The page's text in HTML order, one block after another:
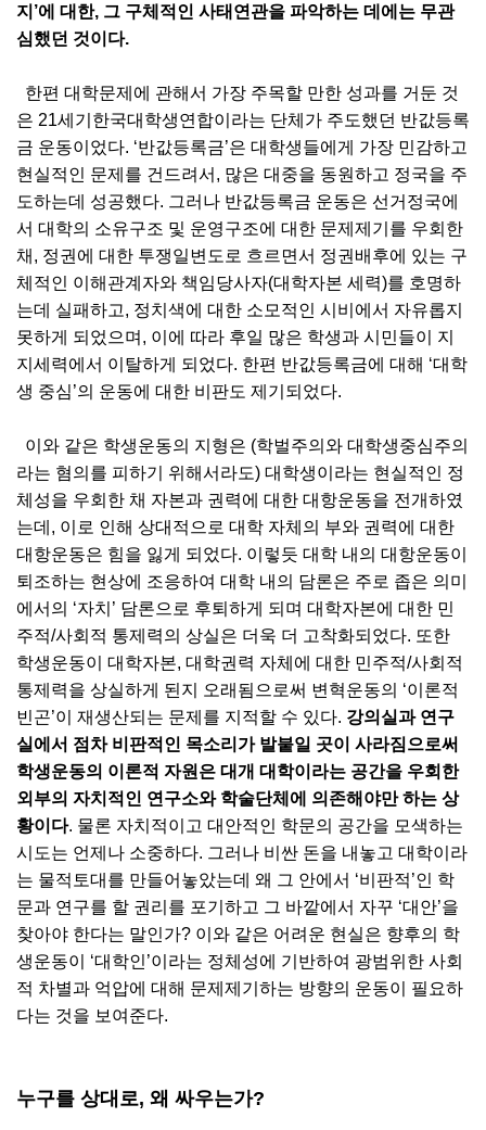
지’에 대한, 그 구체적인 사태연관을 파악하는 데에는 무관
심했던 것이다.
한편 대학문제에 관해서 가장 주목할 만한 성과를 거둔 것
은 21세기한국대학생연합이라는 단체가 주도했던 반값등록
금 운동이었다. ‘반값등록금’은 대학생들에게 가장 민감하고
현실적인 문제를 건드려서, 많은 대중을 동원하고 정국을 주
도하는데 성공했다. 그러나 반값등록금 운동은 선거정국에
서 대학의 소유구조 및 운영구조에 대한 문제제기를 우회한
채, 정권에 대한 투쟁일변도로 흐르면서 정권배후에 있는 구
체적인 이해관계자와 책임당사자(대학자본 세력)를 호명하
는데 실패하고, 정치색에 대한 소모적인 시비에서 자유롭지
못하게 되었으며, 이에 따라 후일 많은 학생과 시민들이 지
지세력에서 이탈하게 되었다. 한편 반값등록금에 대해 ‘대학
생 중심’의 운동에 대한 비판도 제기되었다.
이와 같은 학생운동의 지형은 (학벌주의와 대학생중심주의
라는 혐의를 피하기 위해서라도) 대학생이라는 현실적인 정
체성을 우회한 채 자본과 권력에 대한 대항운동을 전개하였
는데, 이로 인해 상대적으로 대학 자체의 부와 권력에 대한
대항운동은 힘을 잃게 되었다. 이렇듯 대학 내의 대항운동이
퇴조하는 현상에 조응하여 대학 내의 담론은 주로 좁은 의미
에서의 ‘자치’ 담론으로 후퇴하게 되며 대학자본에 대한 민
주적/사회적 통제력의 상실은 더욱 더 고착화되었다. 또한
학생운동이 대학자본, 대학권력 자체에 대한 민주적/사회적
통제력을 상실하게 된지 오래됨으로써 변혁운동의 ‘이론적
빈곤’이 재생산되는 문제를 지적할 수 있다. 강의실과 연구
실에서 점차 비판적인 목소리가 발붙일 곳이 사라짐으로써
학생운동의 이론적 자원은 대개 대학이라는 공간을 우회한
외부의 자치적인 연구소와 학술단체에 의존해야만 하는 상
황이다. 물론 자치적이고 대안적인 학문의 공간을 모색하는
시도는 언제나 소중하다. 그러나 비싼 돈을 내놓고 대학이라
는 물적토대를 만들어놓았는데 왜 그 안에서 ‘비판적’인 학
문과 연구를 할 권리를 포기하고 그 바깥에서 자꾸 ‘대안’을
찾아야 한다는 말인가? 이와 같은 어려운 현실은 향후의 학
생운동이 ‘대학인’이라는 정체성에 기반하여 광범위한 사회
적 차별과 억압에 대해 문제제기하는 방향의 운동이 필요하
다는 것을 보여준다.
누구를 상대로, 왜 싸우는가?